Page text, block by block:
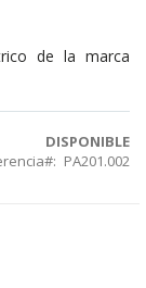
de la marca
DISPONIBLE
PA201.002